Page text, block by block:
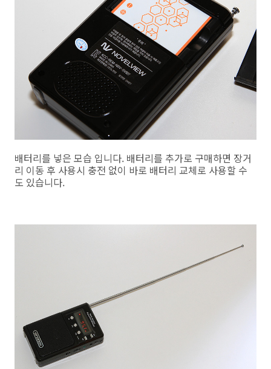
배터리를 넣은 모습 입니다. 배터리를 추가로 구매하면 장거
리 이동 후 사용시 충전 없이 바로 배터리 교체로 사용할 수
도 있습니다.